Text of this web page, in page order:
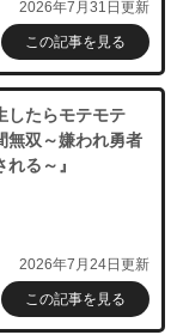
2026年7月31日更新
この記事を見る
したらモテモテ
双～嫌われ勇者
る～』
2026年7月24日更新
この記事を見る